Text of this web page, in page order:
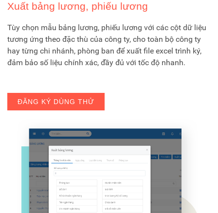
Xuất bảng lương, phiếu lương
Tùy chọn mẫu bảng lương, phiếu lương với các cột dữ liệu
tương ứng theo đặc thù của công ty, cho toàn bộ công ty
hay từng chi nhánh, phòng ban để xuất file excel trình ký,
đảm bảo số liệu chính xác, đầy đủ với tốc độ nhanh.
ĐĂNG KÝ DÙNG THỬ